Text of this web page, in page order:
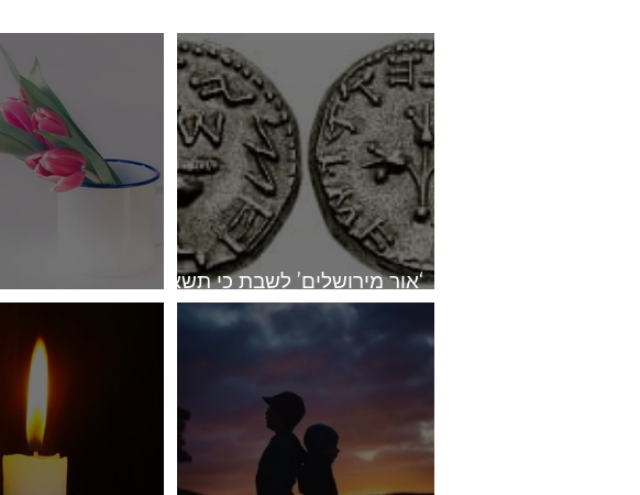
דבר העורכת הופעות
הרצאות ווידאו הרצאות וידאו חדשות
חגים ומועדי ישראל חדוה שטרנברג
חדווה שטרנברג חינוך ילדים
יעל זלץ - הבית העסק הנבחר
‘אור מירושלים’ לשבת כי תשא
ופרה | אפרת בזק
יכולת הכלה | אתי